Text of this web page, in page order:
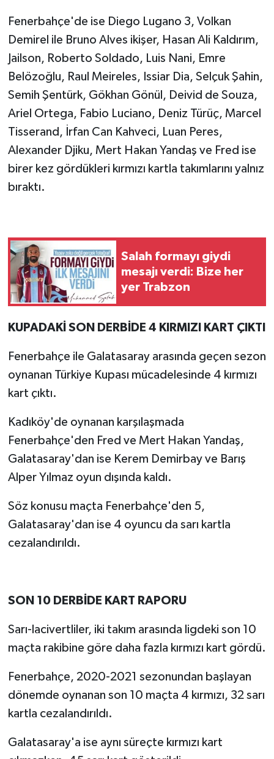
Fenerbahçe'de ise Diego Lugano 3, Volkan
Demirel ile Bruno Alves ikişer, Hasan Ali Kaldırım,
Jailson, Roberto Soldado, Luis Nani, Emre
Belözoğlu, Raul Meireles, Issiar Dia, Selçuk Şahin,
Semih Şentürk, Gökhan Gönül, Deivid de Souza,
Ariel Ortega, Fabio Luciano, Deniz Türüç, Marcel
Tisserand, İrfan Can Kahveci, Luan Peres,
Alexander Djiku, Mert Hakan Yandaş ve Fred ise
birer kez gördükleri kırmızı kartla takımlarını yalnız
bıraktı.
Salah formayı giydi
mesajı verdi: Bize her
yer Trabzon
KUPADAKİ SON DERBİDE 4 KIRMIZI KART ÇIKTI
Fenerbahçe ile Galatasaray arasında geçen sezon
oynanan Türkiye Kupası mücadelesinde 4 kırmızı
kart çıktı.
Kadıköy'de oynanan karşılaşmada
Fenerbahçe'den Fred ve Mert Hakan Yandaş,
Galatasaray'dan ise Kerem Demirbay ve Barış
Alper Yılmaz oyun dışında kaldı.
Söz konusu maçta Fenerbahçe'den 5,
Galatasaray'dan ise 4 oyuncu da sarı kartla
cezalandırıldı.
SON 10 DERBİDE KART RAPORU
Sarı-lacivertliler, iki takım arasında ligdeki son 10
maçta rakibine göre daha fazla kırmızı kart gördü.
Fenerbahçe, 2020-2021 sezonundan başlayan
dönemde oynanan son 10 maçta 4 kırmızı, 32 sarı
kartla cezalandırıldı.
Galatasaray'a ise aynı süreçte kırmızı kart